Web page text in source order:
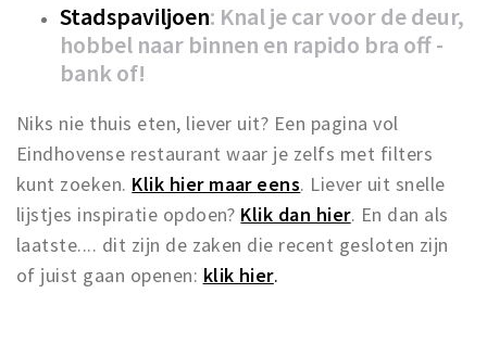
Stadspaviljoen: Knal je car voor de deur,
hobbel naar binnen en rapido bra off -
bank of!
Niks nie thuis eten, liever uit? Een pagina vol
Eindhovense restaurant waar je zelfs met filters
kunt zoeken. Klik hier maar eens. Liever uit snelle
lijstjes inspiratie opdoen? Klik dan hier. En dan als
laatste.... dit zijn de zaken die recent gesloten zijn
of juist gaan openen: klik hier.